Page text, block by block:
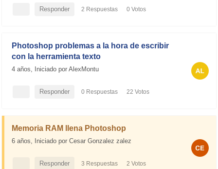
Responder 2 Respuestas 0 Votos
Photoshop problemas a la hora de escribir
con la herramienta texto
4 años, Iniciado por AlexMontu
Responder 0 Respuestas 22 Votos
Memoria RAM llena Photoshop
6 años, Iniciado por Cesar Gonzalez zalez
Responder 3 Respuestas 2 Votos